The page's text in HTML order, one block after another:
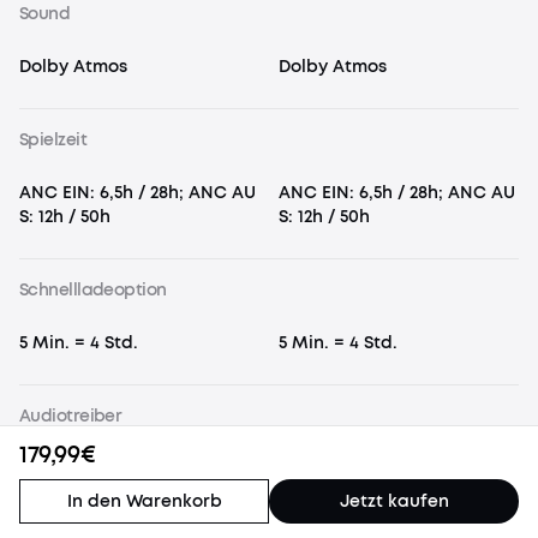
179,99€
In den Warenkorb Jetzt kaufen
Sound
Dolby Atmos Dolby Atmos
Spielzeit
ANC EIN: 6,5h / 28h; ANC AU
S: 12h / 50h
ANC EIN: 6,5h / 28h; ANC AU
S: 12h / 50h
Schnellladeoption
5 Min. = 4 Std. 5 Min. = 4 Std.
Audiotreiber
9,2mm dynamischer Treiber
(Wollpapier-Bio-Membran)
(Wollpapier-Bio-Membran)